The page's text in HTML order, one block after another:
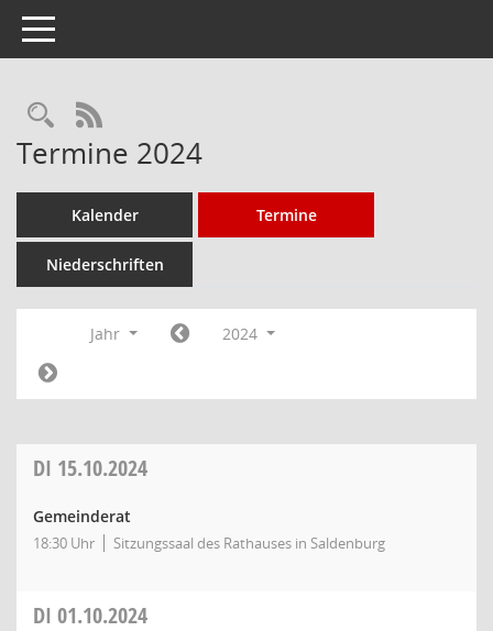
Toggle navigation
Rechercheauswahl
RSS-Feed
Termine 2024
Kalender Termine
Niederschriften
Jahr 2024
DI 15.10.2024
Gemeinderat
18:30 Uhr Sitzungssaal des Rathauses in Saldenburg
DI 01.10.2024